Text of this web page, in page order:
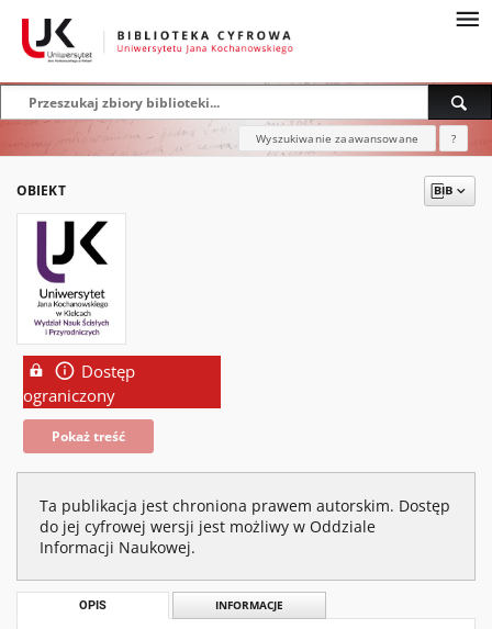
Wyszukiwanie zaawansowane ?
OBIEKT
Dostęp
ograniczony
Pokaż treść
Ta publikacja jest chroniona prawem autorskim. Dostęp
do jej cyfrowej wersji jest możliwy w Oddziale
Informacji Naukowej.
OPIS INFORMACJE